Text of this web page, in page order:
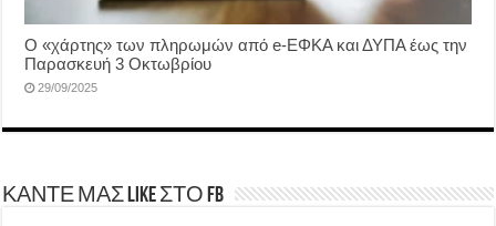
Ο «χάρτης» των πληρωμών από e-ΕΦΚΑ και ΔΥΠΑ έως την
Παρασκευή 3 Οκτωβρίου
29/09/2025
ΚΑΝΤΕ ΜΑΣ LIKE ΣΤΟ FB